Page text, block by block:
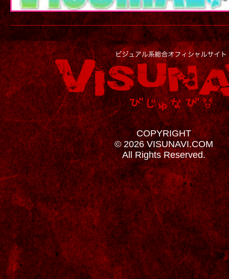
COPYRIGHT
© 2026 VISUNAVI.COM
All Rights Reserved.